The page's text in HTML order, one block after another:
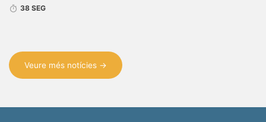
38 SEG
Veure més notícies →